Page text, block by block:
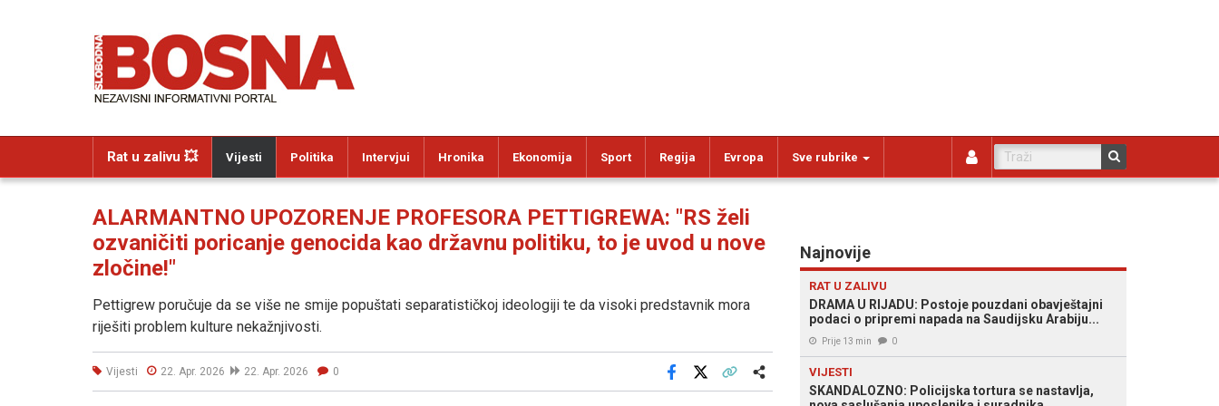
Rat u zalivu 💥 Vijesti Politika Intervjui Hronika Ekonomija Sport Regija Evropa Sve rubrike
ALARMANTNO UPOZORENJE PROFESORA PETTIGREWA: "RS želi
ozvaničiti poricanje genocida kao državnu politiku, to je uvod u nove
zločine!"
Pettigrew poručuje da se više ne smije popuštati separatističkoj ideologiji te da visoki predstavnik mora
riješiti problem kulture nekažnjivosti.
Vijesti 22. Apr. 2026 22. Apr. 2026 0
Facebook
Najnovije
RAT U ZALIVU
DRAMA U RIJADU: Postoje pouzdani obavještajni
podaci o pripremi napada na Saudijsku Arabiju...
Prije 13 min 0
VIJESTI
SKANDALOZNO: Policijska tortura se nastavlja,